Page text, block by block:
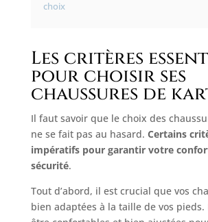
choix
Les critères
pour choisir ses
chaussures de
Il faut savoir que le choix des
ne se fait pas au hasard. Certains
impératifs pour garantir votre
sécurité.
Tout d’abord, il est crucial que vos
bien adaptées à la taille de vos pieds.